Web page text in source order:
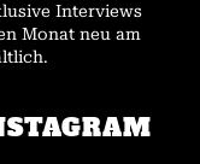
Interviews
Monat neu am